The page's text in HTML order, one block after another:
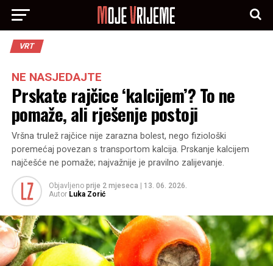
VRT
NE NASJEDAJTE
Prskate rajčice ‘kalcijem’? To ne
pomaže, ali rješenje postoji
Vršna trulež rajčice nije zarazna bolest, nego fiziološki
poremećaj povezan s transportom kalcija. Prskanje kalcijem
najčešće ne pomaže; najvažnije je pravilno zalijevanje.
Objavljeno prije 2 mjeseca
13. 06. 2026.
Autor Luka Zorić